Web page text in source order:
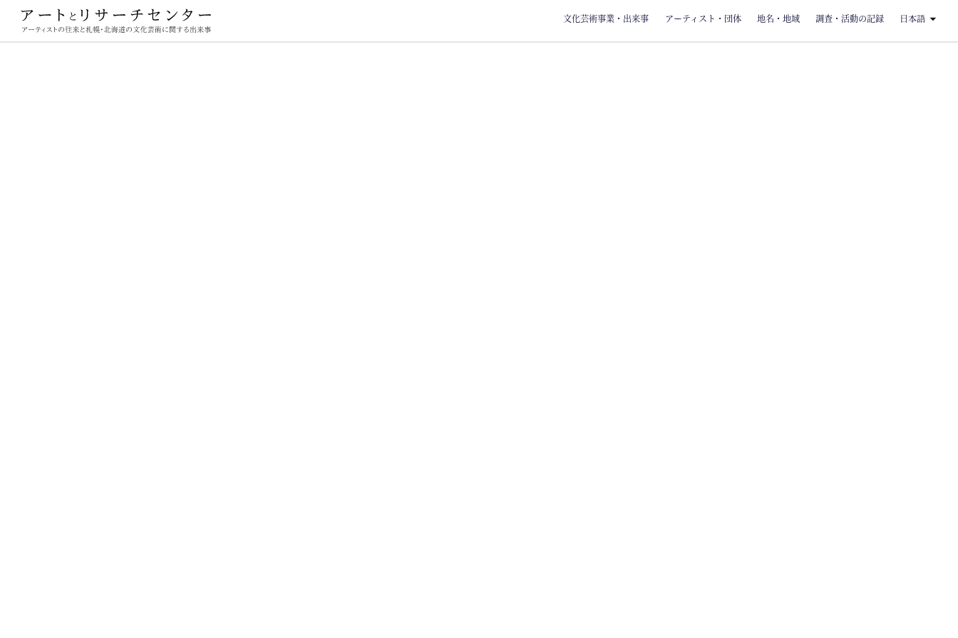
チセンター 文化芸術事業・出来事 アーティスト・団体 地名・地域 調査・活動の記録